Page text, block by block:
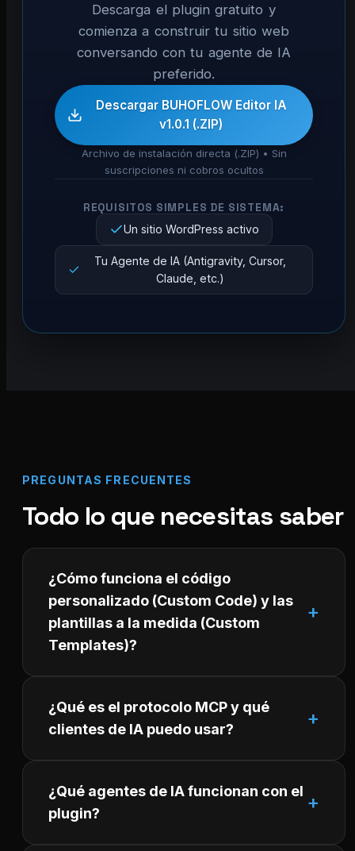
Descarga el plugin gratuito y
comienza a construir tu sitio web
conversando con tu agente de IA
preferido.
Descargar BUHOFLOW Editor IA
v1.0.1 (.ZIP)
Archivo de instalación directa (.ZIP) • Sin
suscripciones ni cobros ocultos
REQUISITOS SIMPLES DE SISTEMA:
Un sitio WordPress activo
Tu Agente de IA (Antigravity, Cursor,
Claude, etc.)
PREGUNTAS FRECUENTES
Todo lo que necesitas saber
¿Cómo funciona el código
personalizado (Custom Code) y las
plantillas a la medida (Custom
Templates)?
¿Qué es el protocolo MCP y qué
clientes de IA puedo usar?
¿Qué agentes de IA funcionan con el
plugin?